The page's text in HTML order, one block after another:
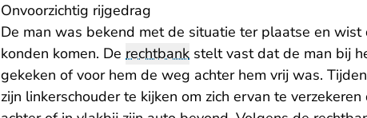
Onvoorzichtig rijgedrag
De man was bekend met de situatie ter plaatse en
konden komen. De rechtbank stelt vast dat de man bij
gekeken of voor hem de weg achter hem vrij was.
zijn linkerschouder te kijken om zich ervan te